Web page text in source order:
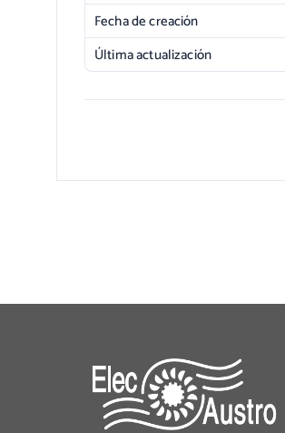
Fecha de creación
Última actualización